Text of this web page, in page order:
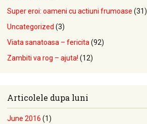
Super eroi: oameni cu actiuni frumoase (31)
Uncategorized (3)
Viata sanatoasa – fericita (92)
Zambiti va rog – ajuta! (12)
Articolele dupa luni
June 2016 (1)